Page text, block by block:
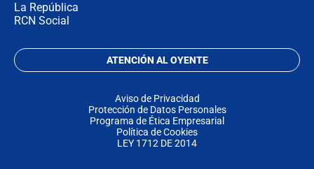
La República
RCN Social
ATENCIÓN AL OYENTE
Aviso de Privacidad
Protección de Datos Personales
Programa de Ética Empresarial
Política de Cookies
LEY 1712 DE 2014